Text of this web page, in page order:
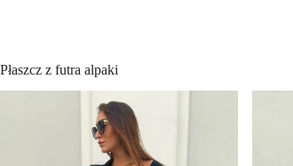
Płaszcz z futra alpaki